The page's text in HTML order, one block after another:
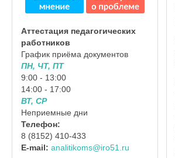
Аттестация педагогических
работников
График приёма документов
ПН, ЧТ, ПТ
9:00 - 13:00
14:00 - 17:00
ВТ, СР
Неприемные дни
Телефон:
8 (8152) 410-433
E-mail: analitikoms@iro51.ru